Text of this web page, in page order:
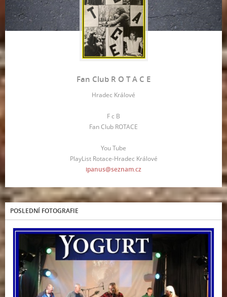
Fan Club R O T A C E
Hradec Králové
F c B
Fan Club ROTACE
You Tube
PlayList Rotace-Hradec Králové
ipanus@seznam.cz
POSLEDNÍ FOTOGRAFIE